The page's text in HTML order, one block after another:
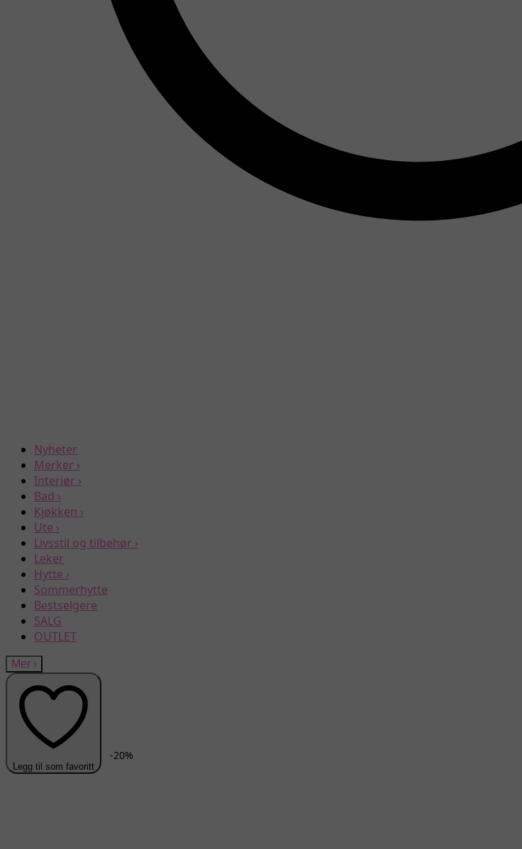
Nyheter
Merker ›
Interiør ›
Bad ›
Kjøkken ›
Ute ›
Livsstil og tilbehør ›
Leker
Hytte ›
Sommerhytte
Bestselgere
SALG
OUTLET
Mer ›
Legg til som favoritt
-20%